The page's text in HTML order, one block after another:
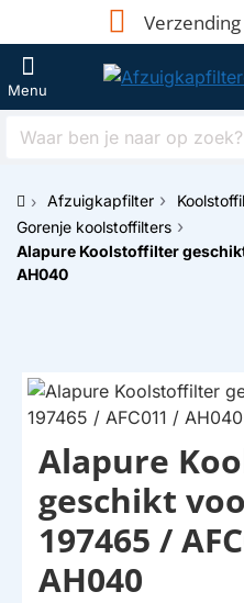
Verzending
Waar
naar
op
zoek?
h
o
m
Afzuigkapfilter
Gorenje koolstoffilters
Alapure Koolstoffilter
AH040
HUISMERK
Alapure
geschikt
197465 /
AH040